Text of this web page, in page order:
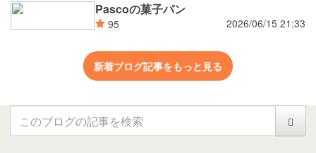
Pascoの菓子パン
95 2026/06/15 21:33
新着ブログ記事をもっと見る